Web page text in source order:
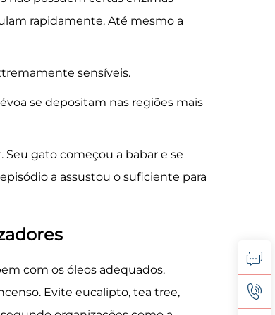
rapidamente. Até mesmo a
sensíveis.
se depositam nas regiões mais
gato começou a babar e se
a assustou o suficiente para
com os óleos adequados.
Evite eucalipto, tea tree,